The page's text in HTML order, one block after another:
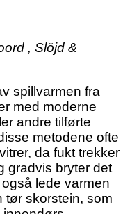
, Slöjd &
spillvarmen fra
med moderne
andre tilførte
metodene ofte
da fukt trekker
gradvis bryter det
lede varmen
tør skorstein, som